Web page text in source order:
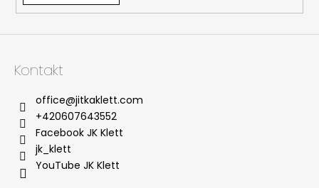
Kontakt
office@jitkaklett.com
+420607643552
Facebook JK Klett
jk_klett
YouTube JK Klett